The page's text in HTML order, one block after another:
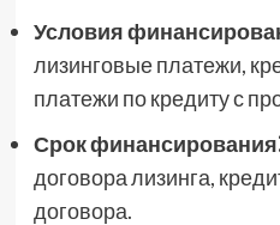
Условия
лизинговые платежи,
платежи по кредиту с
Срок
договора лизинга,
договора.